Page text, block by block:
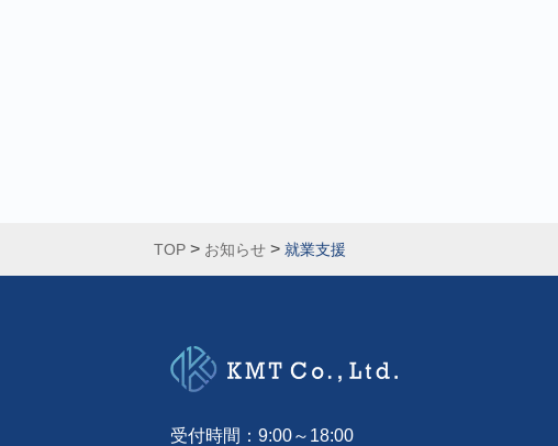
TOP > お知らせ > 就業支援
受付時間：9:00～18:00